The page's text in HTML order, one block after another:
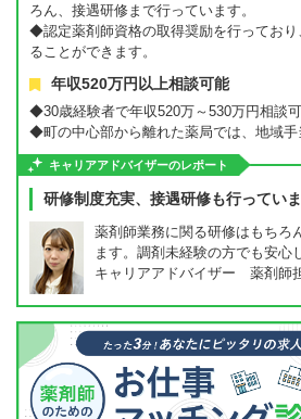
ろん、接遇研修まで行っています。
◆認定薬剤師資格の取得奨励を行っており
ることができます。
年収520万円以上相談可能
◆30歳経験者で年収520万～530万円相談可
◆町の中心部から離れた薬局では、地域手
キャリアアドバイザーのレポート
研修制度充実、接遇研修も行っていま
薬剤師業務に関る研修はもちろ
ます。調剤未経験の方でも安心
キャリアアドバイザー 薬剤師